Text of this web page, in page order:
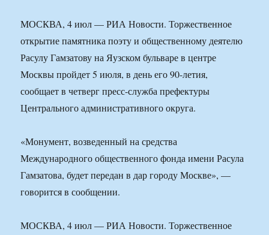
МОСКВА, 4 июл — РИА Новости. Торжественное
открытие памятника поэту и общественному деятелю
Расулу Гамзатову на Яузском бульваре в центре
Москвы пройдет 5 июля, в день его 90-летия,
сообщает в четверг пресс-служба префектуры
Центрального административного округа.
«Монумент, возведенный на средства
Международного общественного фонда имени Расула
Гамзатова, будет передан в дар городу Москве», —
говорится в сообщении.
МОСКВА, 4 июл — РИА Новости. Торжественное